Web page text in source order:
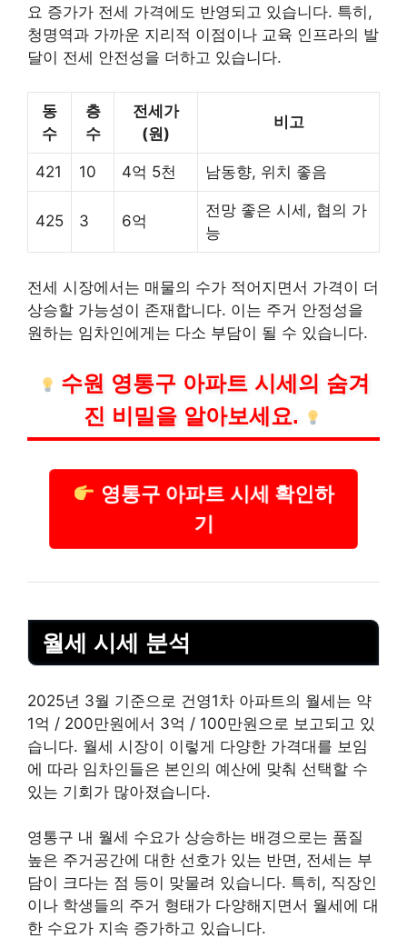
요 증가가 전세 가격에도 반영되고 있습니다. 특히,
청명역과 가까운 지리적 이점이나 교육 인프라의 발
달이 전세 안전성을 더하고 있습니다.
동
수
층
수
전세가
(원)
비고
421 10 4억 5천 남동향, 위치 좋음
425 3 6억
전망 좋은 시세, 협의 가
능
전세 시장에서는 매물의 수가 적어지면서 가격이 더
상승할 가능성이 존재합니다. 이는 주거 안정성을
원하는 임차인에게는 다소 부담이 될 수 있습니다.
수원 영통구 아파트 시세의 숨겨
진 비밀을 알아보세요.
영통구 아파트 시세 확인하
기
월세 시세 분석
2025년 3월 기준으로 건영1차 아파트의 월세는 약
1억 / 200만원에서 3억 / 100만원으로 보고되고 있
습니다. 월세 시장이 이렇게 다양한 가격대를 보임
에 따라 임차인들은 본인의 예산에 맞춰 선택할 수
있는 기회가 많아졌습니다.
영통구 내 월세 수요가 상승하는 배경으로는 품질
높은 주거공간에 대한 선호가 있는 반면, 전세는 부
담이 크다는 점 등이 맞물려 있습니다. 특히, 직장인
이나 학생들의 주거 형태가 다양해지면서 월세에 대
한 수요가 지속 증가하고 있습니다.